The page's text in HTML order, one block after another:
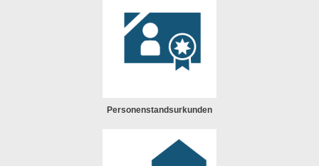
Personenstandsurkunden